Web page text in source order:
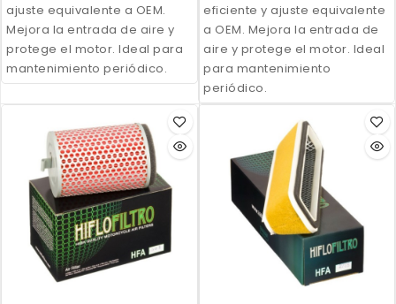
ajuste equivalente a OEM.
Mejora la entrada de aire y
protege el motor. Ideal para
mantenimiento periódico.
eficiente y ajuste equivalente
a OEM. Mejora la entrada de
aire y protege el motor. Ideal
para mantenimiento
periódico.